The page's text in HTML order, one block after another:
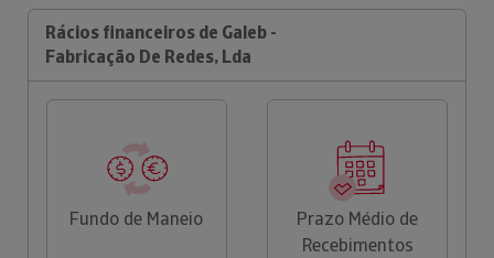
Rácios financeiros de Galeb -
Fabricação De Redes, Lda
Fundo de Maneio
Prazo Médio de
Recebimentos